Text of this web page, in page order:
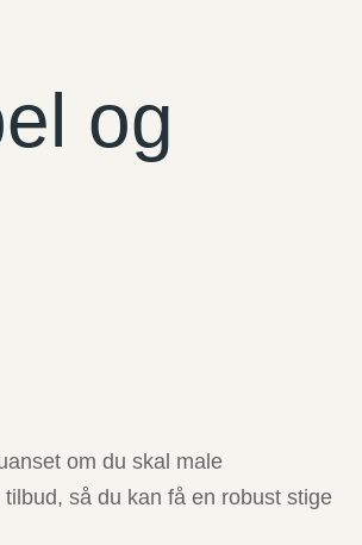
og
om du skal male
så du kan få en robust stige